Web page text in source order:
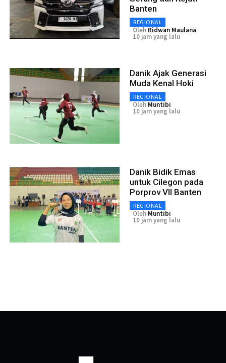
Banten
REGIONAL
Oleh Ridwan Maulana
10 jam yang lalu
Danik Ajak Generasi
Muda Kenal Hoki
REGIONAL
Oleh Muntibi
10 jam yang lalu
Danik Bidik Emas
untuk Cilegon pada
Porprov VII Banten
REGIONAL
Oleh Muntibi
10 jam yang lalu